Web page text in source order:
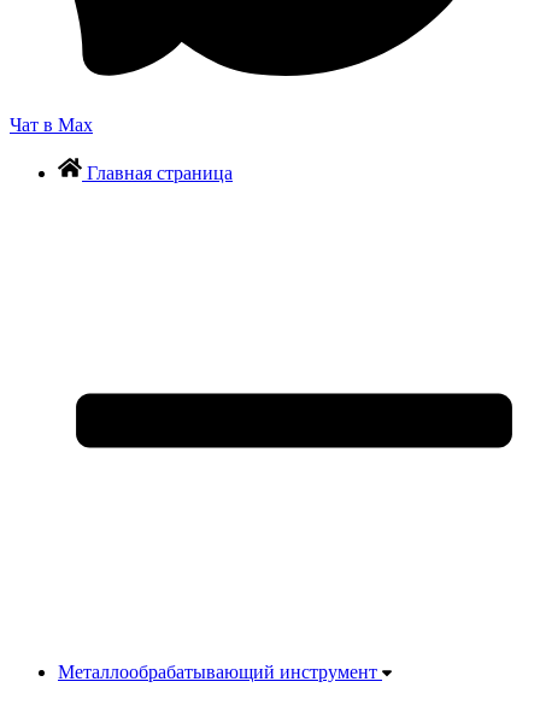
Чат в Max
Главная страница
Металлообрабатывающий инструмент